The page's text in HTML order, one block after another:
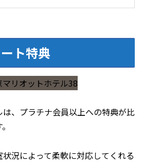
ト特典
、プラチナ会員以上への特典が比
況によって柔軟に対応してくれる